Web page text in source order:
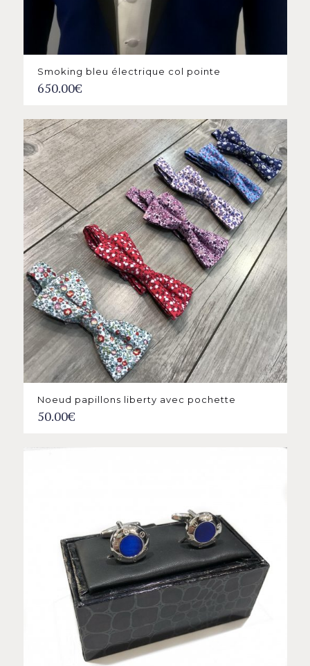
Smoking bleu électrique col pointe
650.00€
Noeud papillons liberty avec pochette
50.00€